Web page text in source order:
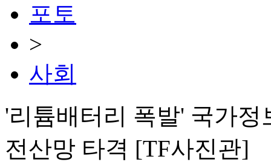
포토
>
사회
'리튬배터리 폭발' 국가
전산망 타격 [TF사진관]